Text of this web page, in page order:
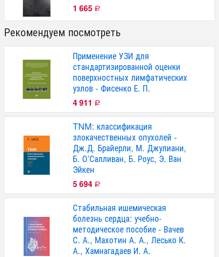
1 665 Р
Рекомендуем посмотреть
Применение УЗИ для
стандартизированной оценки
поверхностных лимфатических
узлов - Фисенко Е. П.
4 911 Р
TNM: классификация
злокачественных опухолей -
Дж.Д. Брайерли, М. Джулиани,
Б. О’Салливан, Б. Роус, Э. Ван
Эйкен
5 694 Р
Стабильная ишемическая
болезнь сердца: учебно-
методическое пособие - Вачев
С. А., Махотин А. А., Лесько К.
А., Хамнагадаев И. А.